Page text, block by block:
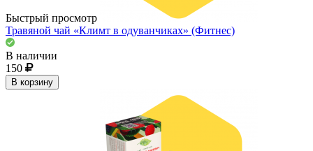
Быстрый просмотр
Травяной чай «Климт в одуванчиках» (Фитнес)
В наличии
150
В корзину